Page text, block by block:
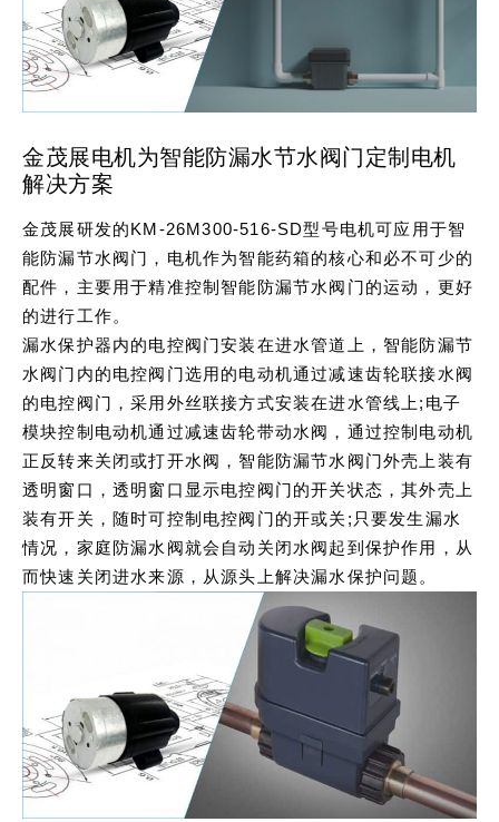
金茂展电机为智能防漏水节水阀门定制电机
解决方案
金茂展研发的KM-26M300-516-SD型号电机可应用于智
能防漏节水阀门，电机作为智能药箱的核心和必不可少的
配件，主要用于精准控制智能防漏节水阀门的运动，更好
的进行工作。
漏水保护器内的电控阀门安装在进水管道上，智能防漏节
水阀门内的电控阀门选用的电动机通过减速齿轮联接水阀
的电控阀门，采用外丝联接方式安装在进水管线上;电子
模块控制电动机通过减速齿轮带动水阀，通过控制电动机
正反转来关闭或打开水阀，智能防漏节水阀门外壳上装有
透明窗口，透明窗口显示电控阀门的开关状态，其外壳上
装有开关，随时可控制电控阀门的开或关;只要发生漏水
情况，家庭防漏水阀就会自动关闭水阀起到保护作用，从
而快速关闭进水来源，从源头上解决漏水保护问题。